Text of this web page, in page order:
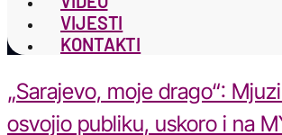
VIJESTI
KONTAKTI
„Sarajevo, moje drago“:
osvojio publiku, uskoro i na